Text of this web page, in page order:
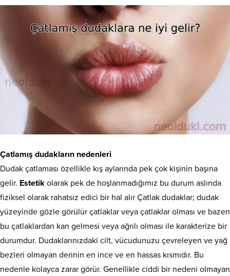
Çatlamış dudakların nedenleri
Dudak çatlaması özellikle kış aylarında pek çok kişinin başına
gelir. Estetik olarak pek de hoşlanmadığımız bu durum aslında
fiziksel olarak rahatsız edici bir hal alır Çatlak dudaklar; dudak
yüzeyinde gözle görülür çatlaklar veya çatlaklar olması ve bazen
bu çatlaklardan kan gelmesi veya ağrılı olması ile karakterize bir
durumdur. Dudaklarınızdaki cilt, vücudunuzu çevreleyen ve yağ
bezleri olmayan derinin en ince ve en hassas kısmıdır. Bu
nedenle kolayca zarar görür. Genellikle ciddi bir nedeni olmayan